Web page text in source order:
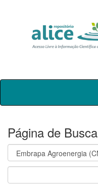
Skip
Página de Busca